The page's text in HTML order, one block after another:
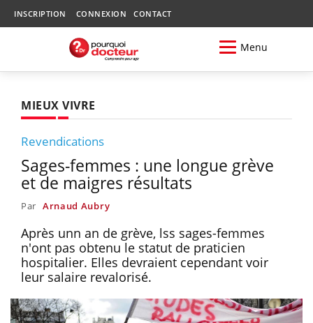
INSCRIPTION CONNEXION CONTACT
Menu
MIEUX VIVRE
Revendications
Sages-femmes : une longue grève
et de maigres résultats
Par Arnaud Aubry
Après unn an de grève, lss sages-femmes
n'ont pas obtenu le statut de praticien
hospitalier. Elles devraient cependant voir
leur salaire revalorisé.